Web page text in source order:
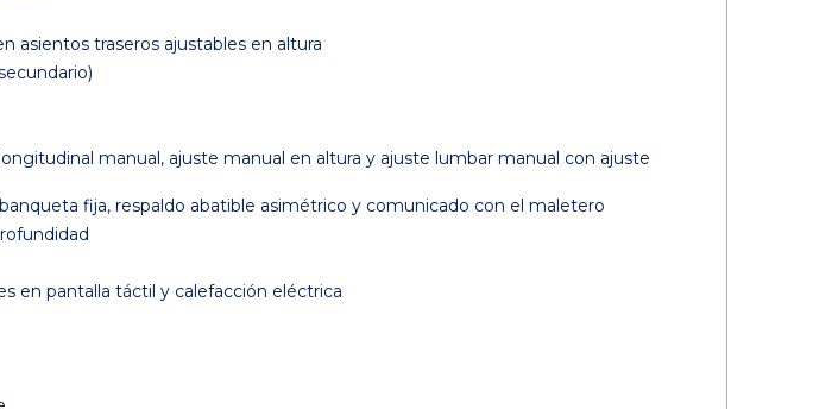
asientos traseros ajustables en altura
manual, ajuste manual en altura y ajuste lumbar manual con ajuste
fija, respaldo abatible asimétrico y comunicado con el maletero
en pantalla táctil y calefacción eléctrica